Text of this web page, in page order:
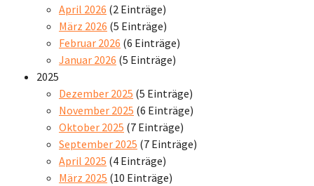
April 2026 (2 Einträge)
März 2026 (5 Einträge)
Februar 2026 (6 Einträge)
Januar 2026 (5 Einträge)
2025
Dezember 2025 (5 Einträge)
November 2025 (6 Einträge)
Oktober 2025 (7 Einträge)
September 2025 (7 Einträge)
April 2025 (4 Einträge)
März 2025 (10 Einträge)